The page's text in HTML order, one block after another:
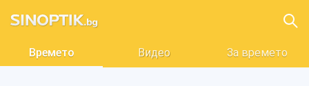
Времето Видео За времето